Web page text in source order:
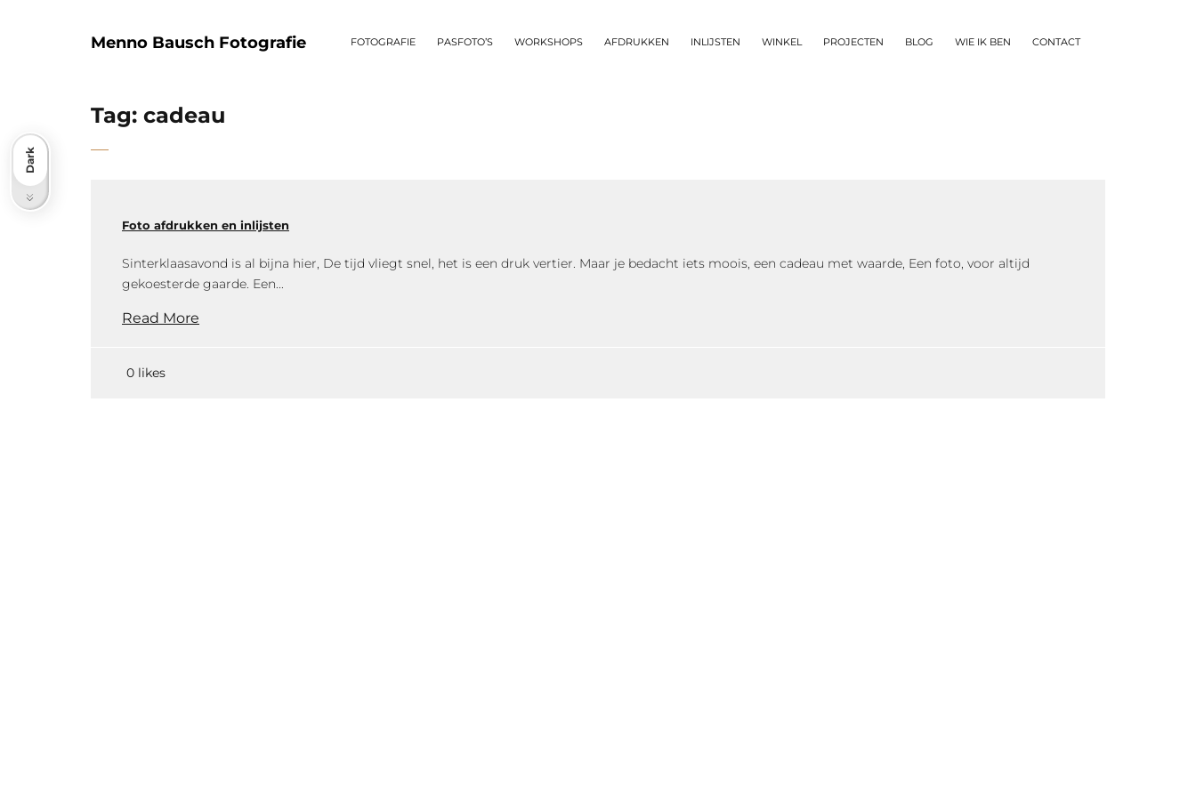
Menno Bausch Fotografie FOTOGRAFIE PASFOTO’S WORKSHOPS AFDRUKKEN INLIJSTEN WINKEL PROJECTEN BLOG WIE IK BEN CONTACT
Tag: cadeau
Foto afdrukken en inlijsten
Sinterklaasavond is al bijna hier, De tijd vliegt snel, het is een druk vertier. Maar je bedacht iets moois, een cadeau met waarde, Een foto, voor altijd
gekoesterde gaarde. Een...
Read More
0 likes
Light
Dark